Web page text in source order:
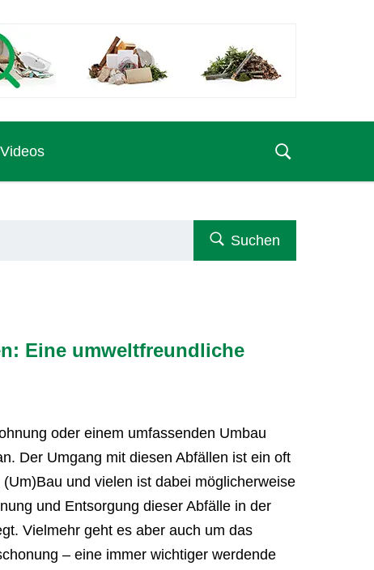
Videos
Suchen
Eine umweltfreundliche
oder einem umfassenden Umbau
Der Umgang mit diesen Abfällen ist ein oft
und vielen ist dabei möglicherweise
und Entsorgung dieser Abfälle in der
Vielmehr geht es aber auch um das
– eine immer wichtiger werdende